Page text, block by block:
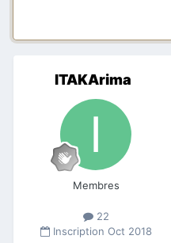
ITAKArima
Membres
22
Inscription Oct 2018